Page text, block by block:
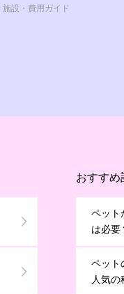
施設・費用ガイド
おすすめ
ペット
は必要
ペット
人気の